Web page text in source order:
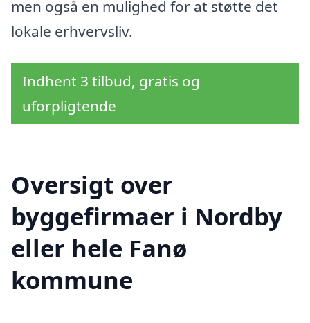
men også en mulighed for at støtte det
lokale erhvervsliv.
Indhent 3 tilbud, gratis og
uforpligtende
Oversigt over
byggefirmaer i Nordby
eller hele Fanø
kommune